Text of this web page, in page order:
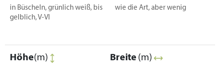
in Büscheln, grünlich weiß, bis
gelblich, V-VI
wie die Art, aber wenig
Höhe(m) Breite (m)